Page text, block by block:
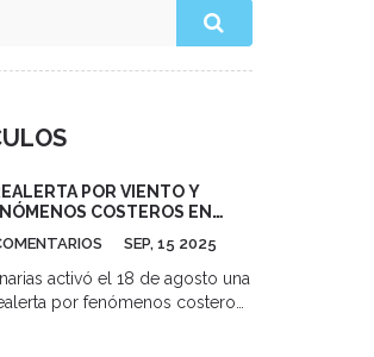
POR VIENTO Y
COSTEROS EN
DE HASTA 70 KM/H Y
COMBINADA DE 3 METROS
SEP, 15 2025
activó el 18 de agosto una
por fenómenos costeros